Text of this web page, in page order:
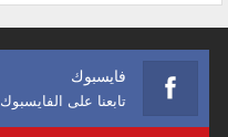
فايسبوك
تابعنا على الفايسبوك